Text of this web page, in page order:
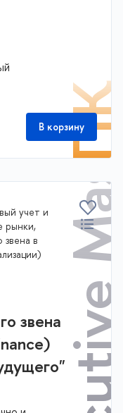
В корзину
учет и
рынки,
в
звена